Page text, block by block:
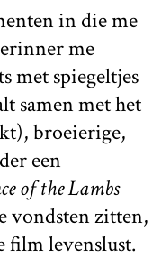
in die me
me
met spiegeltjes
samen met het
broeierige,
een
of the Lambs
vondsten zitten,
film levenslust.